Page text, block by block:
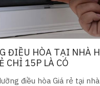
ĐIỀU HÒA TẠI NHÀ
CHỈ 15P LÀ CÓ
điều hòa Giá rẻ tại